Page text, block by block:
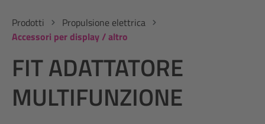
Prodotti
Propulsione elettrica
Accessori per display / altro
FIT ADATTATORE
MULTIFUNZIONE